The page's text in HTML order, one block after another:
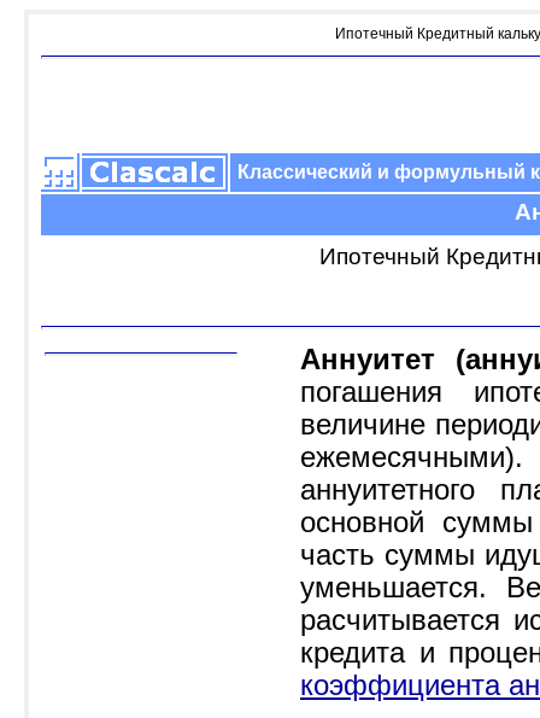
Ипотечный Кредитный
Классический и формульный
Ипотечный
Аннуитет
погашения
величине
аннуитетного
основной суммы
часть суммы
уменьшается.
расчитывается
кредита и
коэффициента